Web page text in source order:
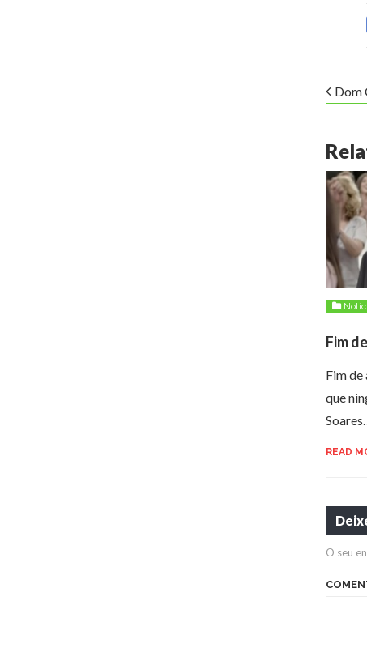
Dom
Fim
Fim de
que
Soares…
READ
O seu